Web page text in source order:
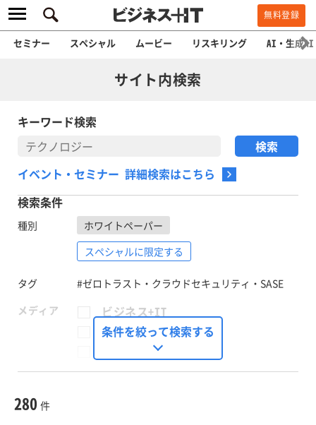
無料登録
セミナー スペシャル ムービー リスキリング AI・生成AI
サイト内検索
キーワード検索
イベント・セミナー 詳細検索はこちら
検索条件
種別
ホワイトペーパー
スペシャルに限定する
タグ
#ゼロトラスト・クラウドセキュリティ・SASE
メディア
ビジネス+IT
FinTech Journal
Seizo Trend
条件を絞って検索する
280 件